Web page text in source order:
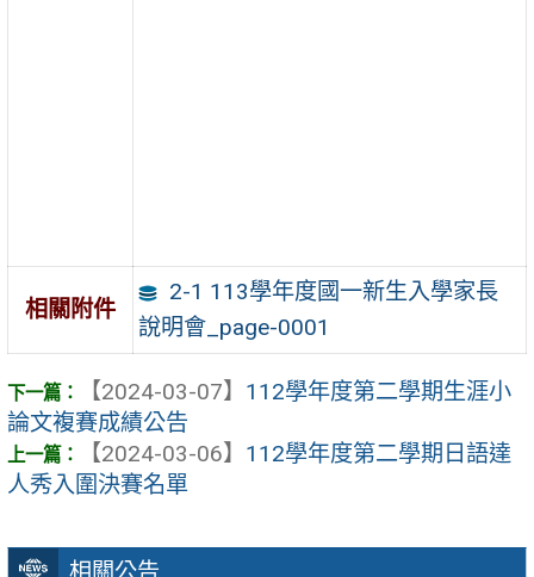
相關附件
2-1 113學年度國一新生入學家長
說明會_page-0001
【2024-03-07】 112學年度第二學期生涯小
論文複賽成績公告
【2024-03-06】 112學年度第二學期日語達
人秀入圍決賽名單